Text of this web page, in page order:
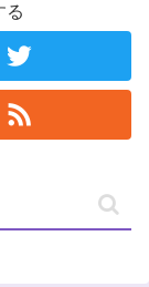
る